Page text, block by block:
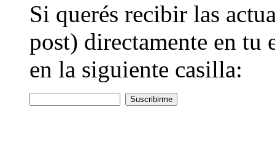
Si querés recibir las
post) directamente en
en la siguiente casilla: